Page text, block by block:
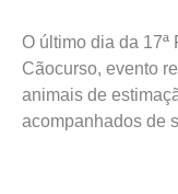
O último dia da 17ª
Cãocurso, evento
animais de
acompanhados de